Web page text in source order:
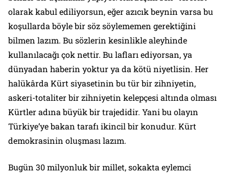
olarak kabul ediliyorsun, eğer azıcık beynin varsa bu
koşullarda böyle bir söz söylememen gerektiğini
bilmen lazım. Bu sözlerin kesinlikle aleyhinde
kullanılacağı çok nettir. Bu lafları ediyorsan, ya
dünyadan haberin yoktur ya da kötü niyetlisin. Her
halükârda Kürt siyasetinin bu tür bir zihniyetin,
askeri-totaliter bir zihniyetin kelepçesi altında olması
Kürtler adına büyük bir trajedidir. Yani bu olayın
Türkiye’ye bakan tarafı ikincil bir konudur. Kürt
demokrasinin oluşması lazım.
Bugün 30 milyonluk bir millet, sokakta eylemci